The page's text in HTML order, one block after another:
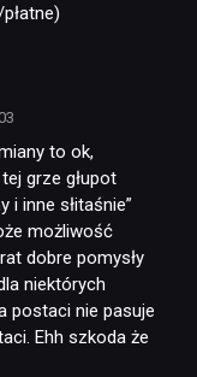
to ok,
grze głupot
i inne słitaśnie”
możliwość
dobre pomysły
niektórych
postaci nie pasuje
Ehh szkoda że